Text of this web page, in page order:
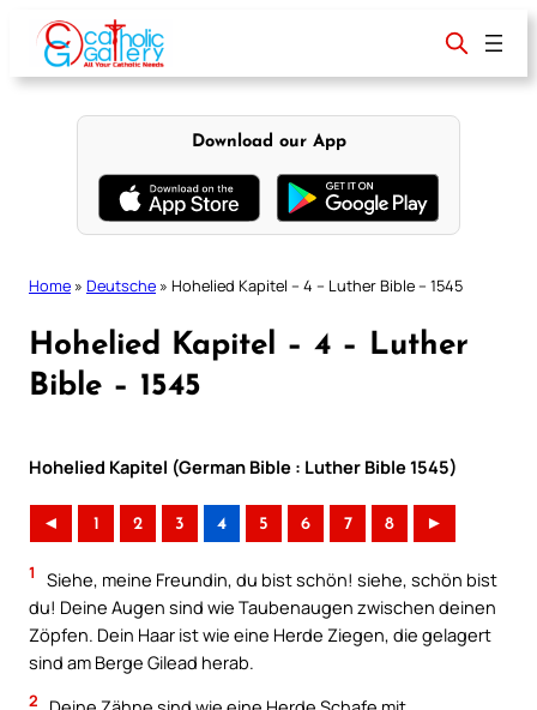
content
Download our App
Home » Deutsche » Hohelied Kapitel – 4 – Luther Bible – 1545
Hohelied Kapitel – 4 – Luther
Bible – 1545
Hohelied Kapitel (German Bible : Luther Bible 1545)
◄ 1 2 3 4 5 6 7 8 ►
1
Siehe, meine Freundin, du bist schön! siehe, schön bist
du! Deine Augen sind wie Taubenaugen zwischen deinen
Zöpfen. Dein Haar ist wie eine Herde Ziegen, die gelagert
sind am Berge Gilead herab.
2